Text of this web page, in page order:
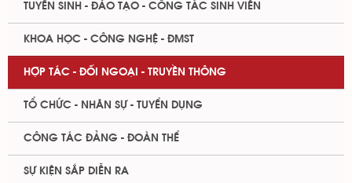
TUYỂN SINH - ĐÀO TẠO - CÔNG TÁC SINH VIÊN
KHOA HỌC - CÔNG NGHỆ - ĐMST
HỢP TÁC - ĐỐI NGOẠI - TRUYỀN THÔNG
TỔ CHỨC - NHÂN SỰ - TUYỂN DỤNG
CÔNG TÁC ĐẢNG - ĐOÀN THỂ
SỰ KIỆN SẮP DIỄN RA